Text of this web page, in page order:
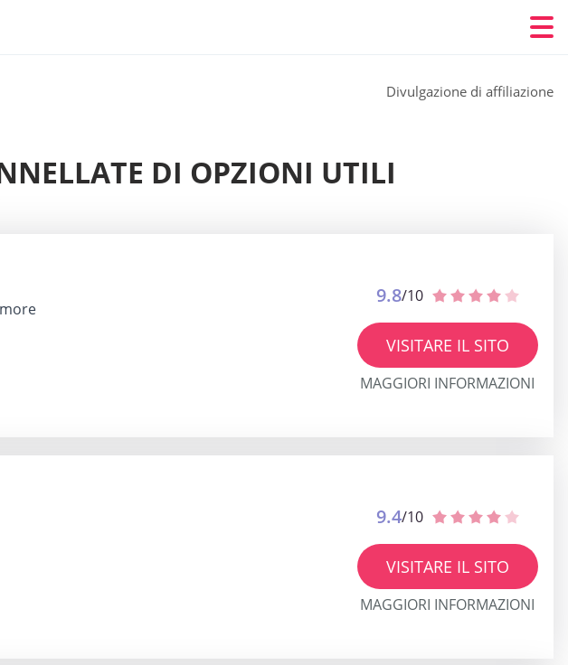
Divulgazione di affiliazione
DI OPZIONI UTILI
9.8/10
VISITARE IL SITO
MAGGIORI INFORMAZIONI
9.4/10
VISITARE IL SITO
MAGGIORI INFORMAZIONI